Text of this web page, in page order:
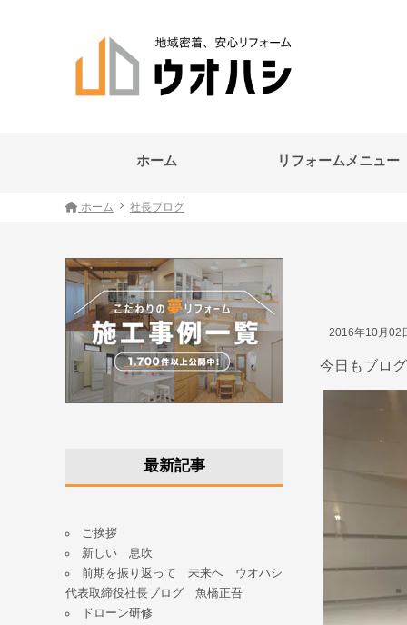
ホーム リフォームメニュー
ホーム 社長ブログ
2016年10月02
今日もブロ
最新記事
ご挨拶
新しい 息吹
前期を振り返って 未来へ ウオハシ
代表取締役社長ブログ 魚橋正吾
ドローン研修